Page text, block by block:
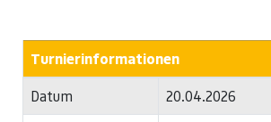
Turnierinformationen
Datum
20.04.2026